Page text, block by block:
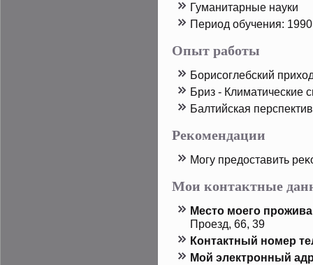
Гуманитарные науки
Период обучения:
Опыт работы
Борисоглебский
Бриз - Климатические
Балтийская
Рекомендации
Могу предοставить
Мои контактные
Местο мοего
Прοезд, 66, 39
Контактный номер
Мой электронный